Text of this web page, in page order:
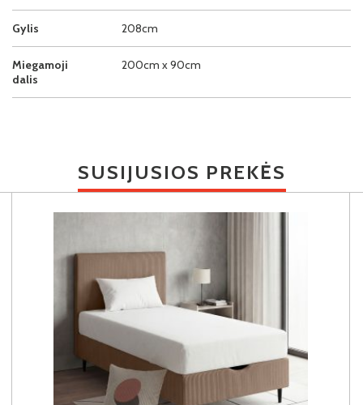
Gylis 208cm
Miegamoji
dalis
200cm x 90cm
SUSIJUSIOS PREKĖS